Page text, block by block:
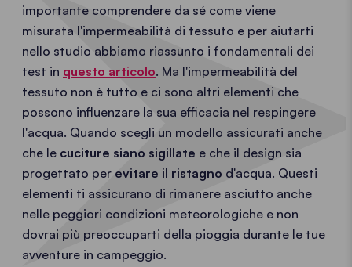
importante comprendere da sé come viene
misurata l'impermeabilità di tessuto e per aiutarti
nello studio abbiamo riassunto i fondamentali dei
test in questo articolo. Ma l'impermeabilità del
tessuto non è tutto e ci sono altri elementi che
possono influenzare la sua efficacia nel respingere
l'acqua. Quando scegli un modello assicurati anche
che le cuciture siano sigillate e che il design sia
progettato per evitare il ristagno d'acqua. Questi
elementi ti assicurano di rimanere asciutto anche
nelle peggiori condizioni meteorologiche e non
dovrai più preoccuparti della pioggia durante le tue
avventure in campeggio.